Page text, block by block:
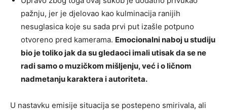
pažnju, jer je djelovao kao kulminacija ranijih
nesuglasica koje su sada prvi put izašle potpuno
otvoreno pred kamerama. Emocionalni naboj u studiju
bio je toliko jak da su gledaoci imali utisak da se ne
radi samo o muzičkom mišljenju, već i o ličnom
nadmetanju karaktera i autoriteta.
U nastavku emisije situacija se postepeno smirivala, ali